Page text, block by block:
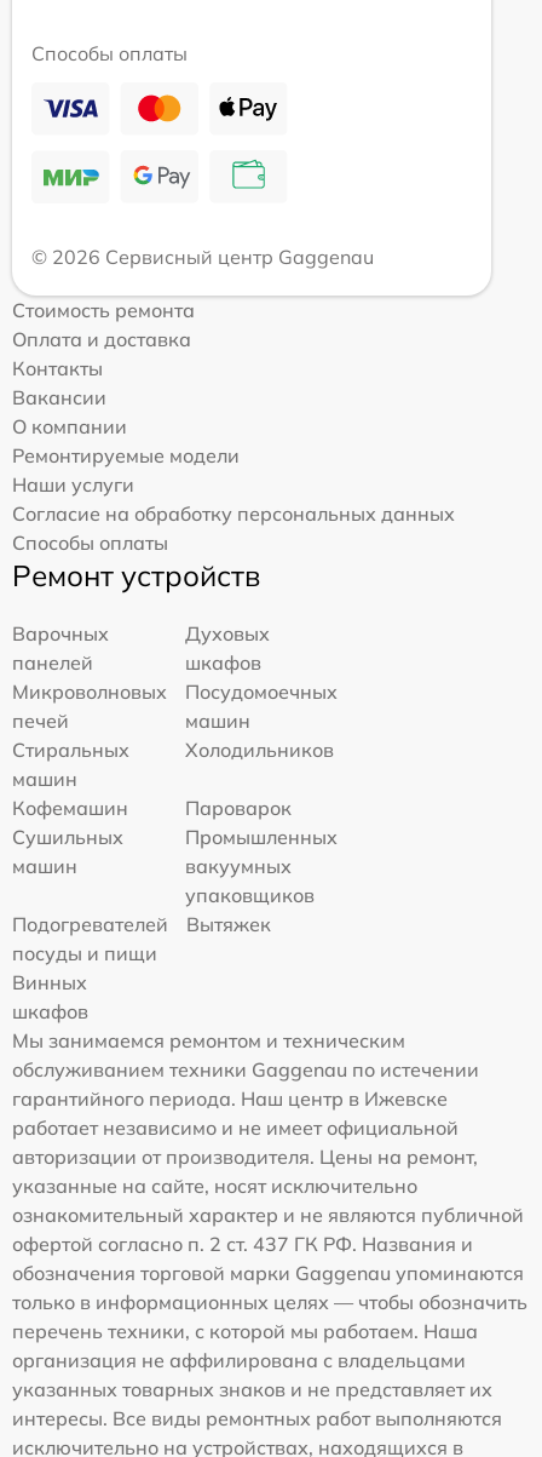
Способы оплаты
© 2026 Сервисный центр Gaggenau
Стоимость ремонта
Оплата и доставка
Контакты
Вакансии
О компании
Ремонтируемые модели
Наши услуги
Согласие на обработку персональных данных
Способы оплаты
Ремонт устройств
Варочных
панелей
Духовых
шкафов
Микроволновых
печей
Посудомоечных
машин
Стиральных
машин
Холодильников
Кофемашин
Пароварок
Сушильных
машин
Промышленных
вакуумных
упаковщиков
Подогревателей
посуды и пищи
Вытяжек
Винных
шкафов
Мы занимаемся ремонтом и техническим
обслуживанием техники Gaggenau по истечении
гарантийного периода. Наш центр в Ижевске
работает независимо и не имеет официальной
авторизации от производителя. Цены на ремонт,
указанные на сайте, носят исключительно
ознакомительный характер и не являются публичной
офертой согласно п. 2 ст. 437 ГК РФ. Названия и
обозначения торговой марки Gaggenau упоминаются
только в информационных целях — чтобы обозначить
перечень техники, с которой мы работаем. Наша
организация не аффилирована с владельцами
указанных товарных знаков и не представляет их
интересы. Все виды ремонтных работ выполняются
исключительно на устройствах, находящихся в